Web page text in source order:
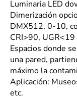
Luminaria LED
Dimerización
DMX512, 0-10,
CRI>90,
Espacios donde
una pared,
máximo la
Aplicación:
etc.